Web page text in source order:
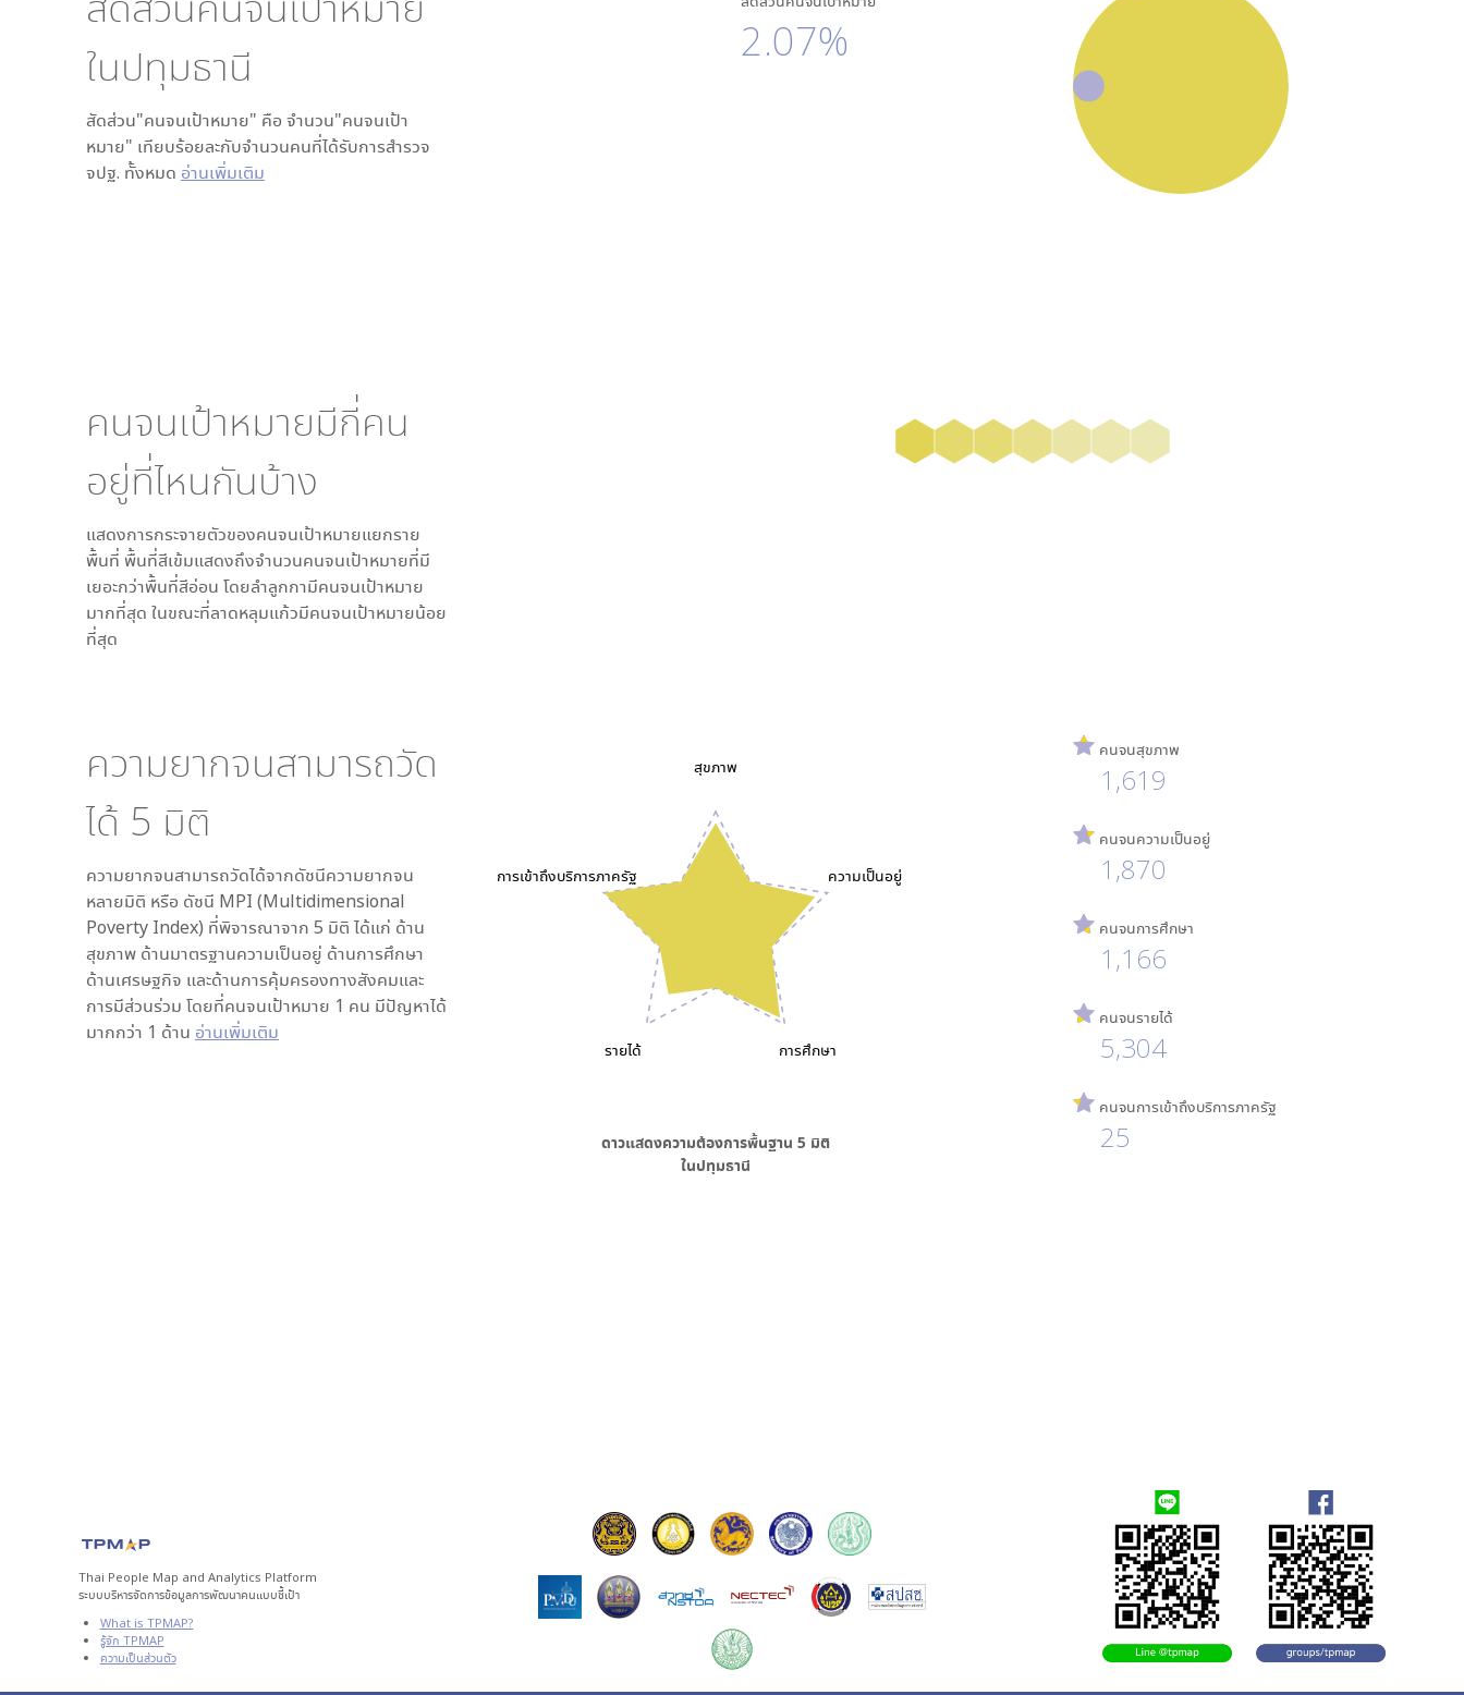
ในปทุมธานี
สัดส่วน"คนจนเป้าหมาย" คือ จำนวน"คนจนเป้า
หมาย" เทียบร้อยละกับจำนวนคนที่ได้รับการสำรวจ
จปฐ. ทั้งหมด อ่านเพิ่มเติม
2.07%
คนจนเป้าหมายมีกี่คน
อยู่ที่ไหนกันบ้าง
แสดงการกระจายตัวของคนจนเป้าหมายแยกราย
พื้นที่ พื้นที่สีเข้มแสดงถึงจำนวนคนจนเป้าหมายที่มี
เยอะกว่าพื้นที่สีอ่อน โดยลำลูกกามีคนจนเป้าหมาย
มากที่สุด ในขณะที่ลาดหลุมแก้วมีคนจนเป้าหมายน้อย
ที่สุด
ความยากจนสามารถวัด
ได้ 5 มิติ
ความยากจนสามารถวัดได้จากดัชนีความยากจน
หลายมิติ หรือ ดัชนี MPI (Multidimensional
Poverty Index) ที่พิจารณาจาก 5 มิติ ได้แก่ ด้าน
สุขภาพ ด้านมาตรฐานความเป็นอยู่ ด้านการศึกษา
ด้านเศรษฐกิจ และด้านการคุ้มครองทางสังคมและ
การมีส่วนร่วม โดยที่คนจนเป้าหมาย 1 คน มีปัญหาได้
มากกว่า 1 ด้าน อ่านเพิ่มเติม
สุขภาพ
ความเป็นอยู่
การศึกษา
รายได้
การเข้าถึงบริการภาครัฐ
ดาวแสดงความต้องการพื้นฐาน 5 มิติ
ในปทุมธานี
คนจนสุขภาพ
1,619
คนจนความเป็นอยู่
1,870
คนจนการศึกษา
1,166
คนจนรายได้
5,304
คนจนการเข้าถึงบริการภาครัฐ
25
Thai People Map and Analytics Platform
ระบบบริหารจัดการข้อมูลการพัฒนาคนแบบชี้เป้า
What is TPMAP?
รู้จัก TPMAP
ความเป็นส่วนตัว